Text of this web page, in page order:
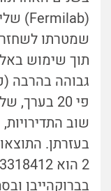
שמטרתו לשחזר
תוך שימוש
גבוהה בהרבה
פי 20
2 הוא 0.0023318412
בברוקהייבן